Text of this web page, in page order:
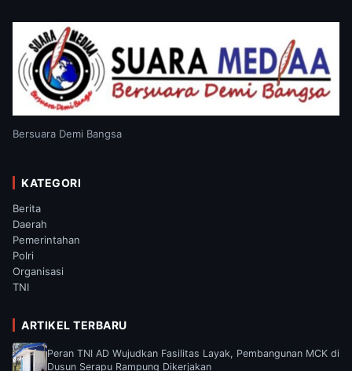
Bersuara Demi Bangsa
KATEGORI
Berita
Daerah
Pemerintahan
Polri
Organisasi
TNI
ARTIKEL TERBARU
Peran TNI AD Wujudkan Fasilitas Layak, Pembangunan MCK di
Dusun Serapu Rampung Dikerjakan